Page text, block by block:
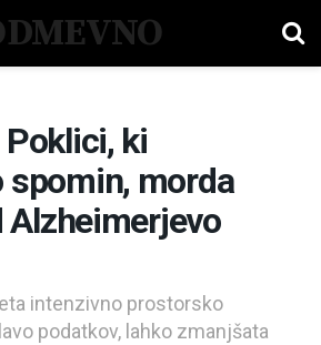
Poklici, ki
spomin, morda
intenzivno prostorsko
podatkov, lahko zmanjšata